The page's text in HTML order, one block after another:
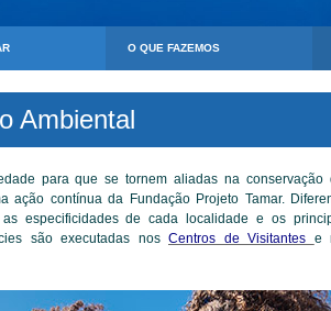
O QUE FAZEMOS
Ambiental
para que se tornem aliadas na conservação
ação contínua da Fundação Projeto Tamar.
especificidades de cada localidade e os
são executadas nos Centros de Visitantes e